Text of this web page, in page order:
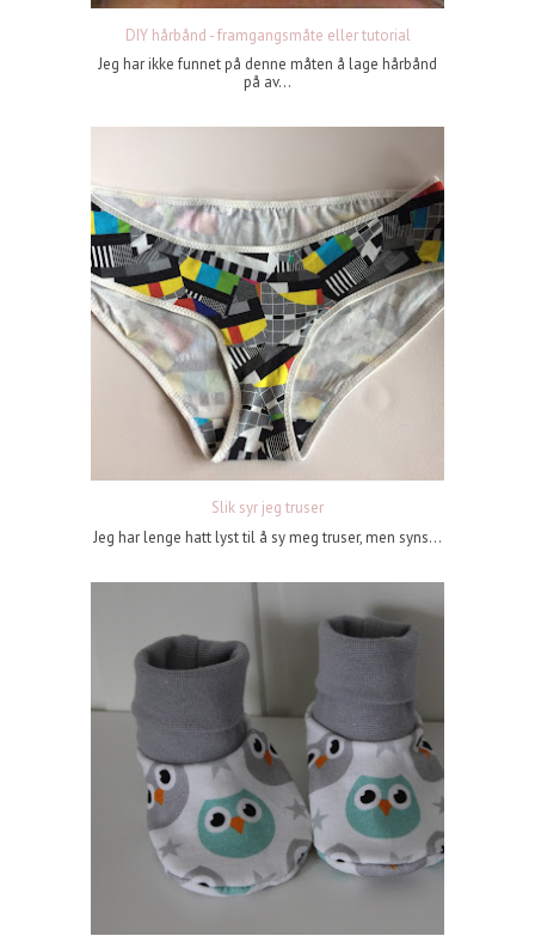
DIY hårbånd - framgangsmåte eller tutorial
Jeg har ikke funnet på denne måten å lage hårbånd
på av...
Slik syr jeg truser
Jeg har lenge hatt lyst til å sy meg truser, men syns...